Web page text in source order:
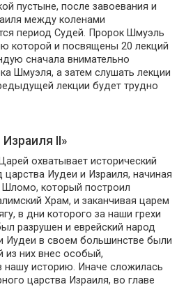
пустыне, после завоевания и
между коленами
период Судей. Пророк Шмуэль
которой и посвящены 20 лекций
сначала внимательно
Шмуэля, а затем слушать лекции
лекции будет трудно
II»
охватывает исторический
царства Иудеи и Израиля, начиная
Шломо, который построил
Храм, и заканчивая царем
в дни которого за наши грехи
разрушен и еврейский народ
Иудеи в своем большинстве были
них внес особый,
нашу историю. Иначе сложилась
царства Израиля, во главе